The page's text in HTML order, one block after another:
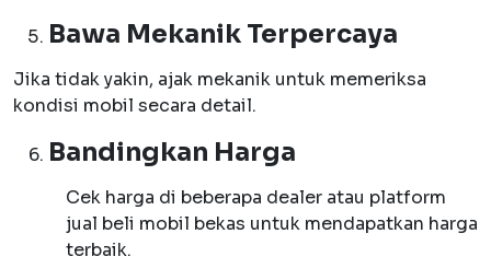
Bawa Mekanik Terpercaya
Jika tidak yakin, ajak mekanik untuk memeriksa
kondisi mobil secara detail.
Bandingkan Harga
Cek harga di beberapa dealer atau platform
jual beli mobil bekas untuk mendapatkan harga
terbaik.